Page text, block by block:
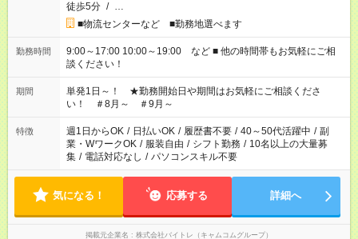
徒歩5分 / …
■物流センターなど ■勤務地選べます
勤務時間
9:00～17:00 10:00～19:00 など ■ 他の時間帯もお気軽にご相
談ください！
期間
単発1日～！ ★勤務開始日や期間はお気軽にご相談くださ
い！ ＃8月～ ＃9月～
特徴 週1日からOK / 日払いOK / 履歴書不要 / 40～50代活躍中 / 副
業・WワークOK / 服装自由 / シフト勤務 / 10名以上の大量募
集 / 電話対応なし / パソコンスキル不要
気になる！ 応募する 詳細へ
掲載元企業名 株式会社バイトレ（キャムコムグループ）